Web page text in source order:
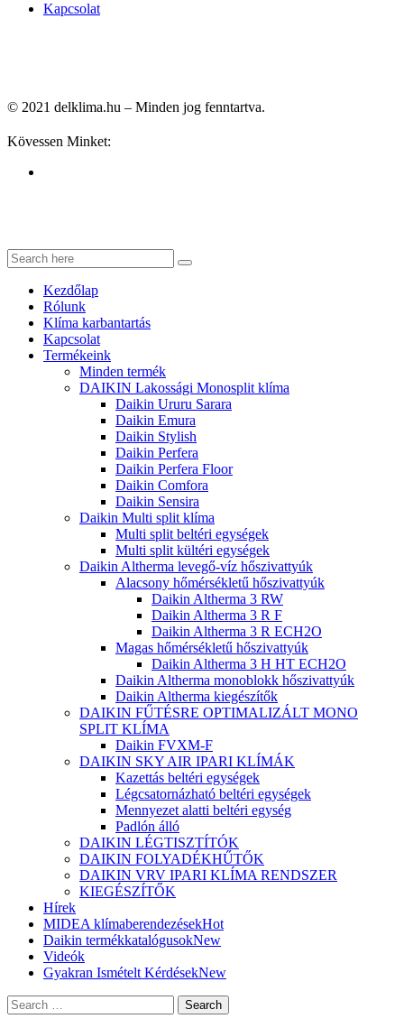
Kapcsolat
© 2021 delklima.hu – Minden jog fenntartva.
Kövessen Minket:
Kezdőlap
Rólunk
Klíma karbantartás
Kapcsolat
Termékeink
Minden termék
DAIKIN Lakossági Monosplit klíma
Daikin Ururu Sarara
Daikin Emura
Daikin Stylish
Daikin Perfera
Daikin Perfera Floor
Daikin Comfora
Daikin Sensira
Daikin Multi split klíma
Multi split beltéri egységek
Multi split kültéri egységek
Daikin Altherma levegő-víz hőszivattyúk
Alacsony hőmérsékletű hőszivattyúk
Daikin Altherma 3 RW
Daikin Altherma 3 R F
Daikin Altherma 3 R ECH2O
Magas hőmérsékletű hőszivattyúk
Daikin Altherma 3 H HT ECH2O
Daikin Altherma monoblokk hőszivattyúk
Daikin Altherma kiegészítők
DAIKIN FŰTÉSRE OPTIMALIZÁLT MONO
SPLIT KLÍMA
Daikin FVXM-F
DAIKIN SKY AIR IPARI KLÍMÁK
Kazettás beltéri egységek
Légcsatornázható beltéri egységek
Mennyezet alatti beltéri egység
Padlón álló
DAIKIN LÉGTISZTÍTÓK
DAIKIN FOLYADÉKHŰTŐK
DAIKIN VRV IPARI KLÍMA RENDSZER
KIEGÉSZÍTŐK
Hírek
MIDEA klímaberendezésekHot
Daikin termékkatalógusokNew
Videók
Gyakran Ismételt KérdésekNew
Search